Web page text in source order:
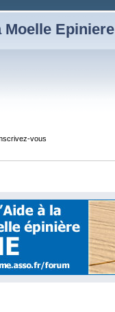
Epiniere
vous